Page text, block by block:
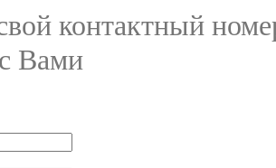
контактный
Вами